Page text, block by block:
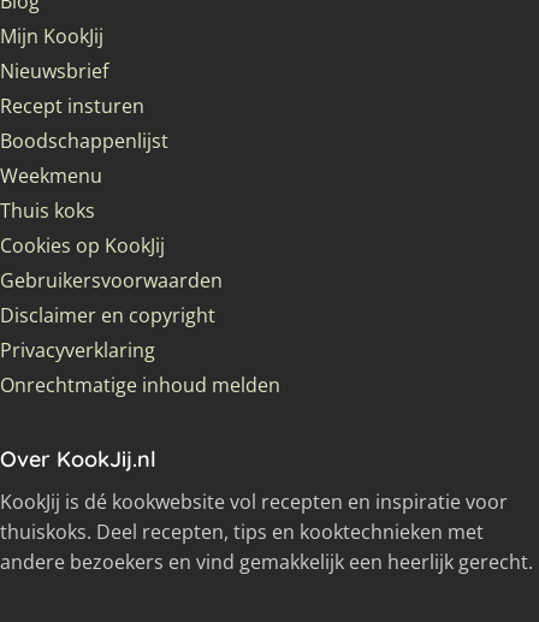
Mijn KookJij
Nieuwsbrief
Recept insturen
Boodschappenlijst
Weekmenu
Thuis koks
Cookies op KookJij
Gebruikersvoorwaarden
Disclaimer en copyright
Privacyverklaring
Onrechtmatige inhoud melden
Over KookJij.nl
KookJij is dé kookwebsite vol recepten en inspiratie voor
thuiskoks. Deel recepten, tips en kooktechnieken met
andere bezoekers en vind gemakkelijk een heerlijk gerecht.